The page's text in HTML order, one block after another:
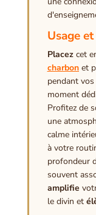
Usage
Placezcet
charbonet
pendant
moment
Profitez de
une
calme
à votre
profondeur
souvent
amplifie
le divin et